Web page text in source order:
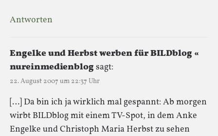
Antworten
Engelke und Herbst werben für BILDblog «
nureinmedienblogsagt:
22. August 2007 um 22:37 Uhr
[…] Da bin ich ja wirklich mal gespannt: Ab morgen
wirbt BILDblog mit einem TV-Spot, in dem Anke
Engelke und Christoph Maria Herbst zu sehen